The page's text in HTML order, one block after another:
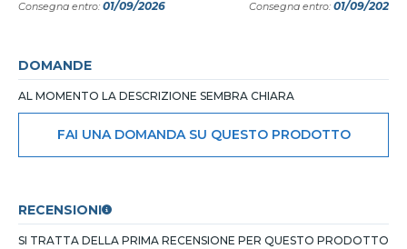
Consegna entro: 01/09/2026 Consegna entro: 01/09/2026
DOMANDE
AL MOMENTO LA DESCRIZIONE SEMBRA CHIARA
FAI UNA DOMANDA SU QUESTO PRODOTTO
RECENSIONI
SI TRATTA DELLA PRIMA RECENSIONE PER QUESTO PRODOTTO